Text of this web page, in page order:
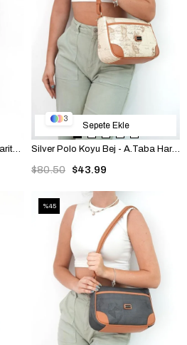
Silver Polo Beyaz - Antrasit Harita Kadın Çapraz Çanta SP1060
3
Silver Polo Koyu Bej - A.Taba Harita Kadın Çapraz Çanta SP1060
$43.99
$80.50
Sepete Ekle
%45